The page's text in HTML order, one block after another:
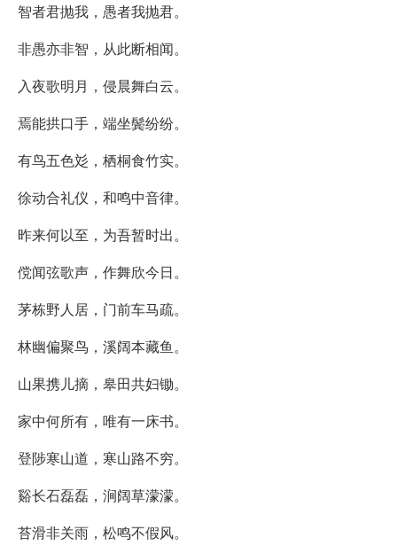
智者君抛我，愚者我抛君。
非愚亦非智，从此断相闻。
入夜歌明月，侵晨舞白云。
焉能拱口手，端坐鬓纷纷。
有鸟五色彣，栖桐食竹实。
徐动合礼仪，和鸣中音律。
昨来何以至，为吾暂时出。
傥闻弦歌声，作舞欣今日。
茅栋野人居，门前车马疏。
林幽偏聚鸟，溪阔本藏鱼。
山果携儿摘，皋田共妇锄。
家中何所有，唯有一床书。
登陟寒山道，寒山路不穷。
谿长石磊磊，涧阔草濛濛。
苔滑非关雨，松鸣不假风。